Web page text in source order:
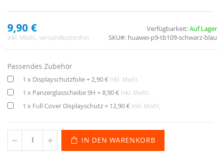
9,90 €
Inkl. MwSt. , versandkostenfrei
Verfügbarkeit:Auf Lager
SKU
huawei-p9-tb109-schwarz-blau
Passendes Zubehör
1 x Displayschutzfolie+ 2,90 € Inkl. MwSt.
1 x Panzerglasscheibe 9H +8,90 € Inkl. MwSt.
1 x Full Cover Displayschutz+ 12,90 € Inkl. MwSt.
IN DEN WARENKORB